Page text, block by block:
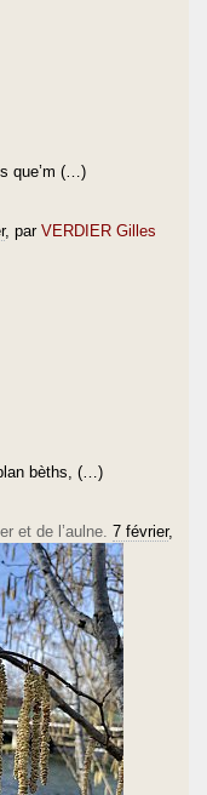
que’m (…)
, par VERDIER Gilles
bèths, (…)
et de l’aulne. 7 février,